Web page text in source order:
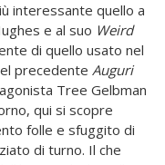
interessante quello a
e al suo Weird
di quello usato nel
precedente Auguri
Tree Gelbman
qui si scopre
folle e sfuggito di
di turno. Il che